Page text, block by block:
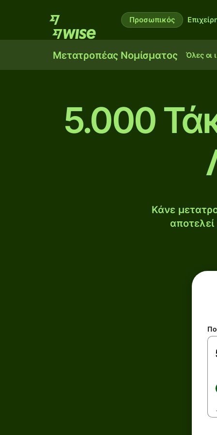
Προσωπικός
Μετατροπέας Νομίσματος Όλες οι
5.000
Κάνε